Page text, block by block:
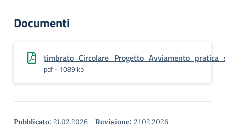
Documenti
pdf - 1089 kb
Pubblicato: 21.02.2026 - Revisione: 21.02.2026